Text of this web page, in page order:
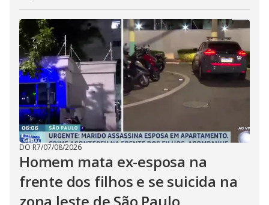
DO R7/07/08/2026
Homem mata ex-esposa na
frente dos filhos e se suicida na